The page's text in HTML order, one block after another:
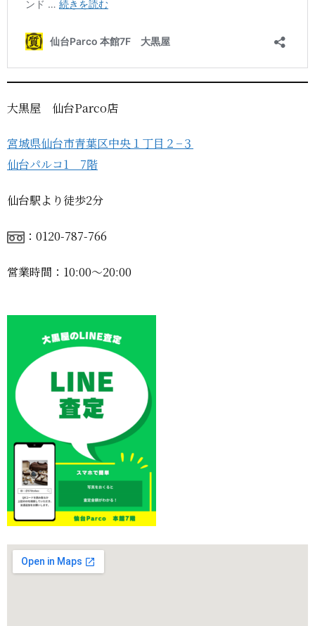
大黒屋 仙台Parco店
宮城県仙台市青葉区中央１丁目２−３
仙台パルコ1 7階
仙台駅より徒歩2分
：0120-787-766
営業時間：10:00〜20:00